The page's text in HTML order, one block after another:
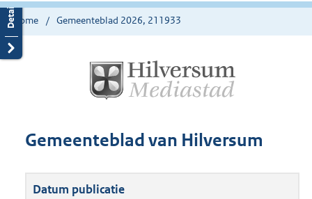
Home Gemeenteblad 2026, 211933
Gemeenteblad van Hilversum